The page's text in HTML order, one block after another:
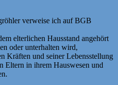
verweise ich auf BGB
elterlichen Hausstand angehört
oder unterhalten wird,
Kräften und seiner Lebensstellung
Eltern in ihrem Hauswesen und